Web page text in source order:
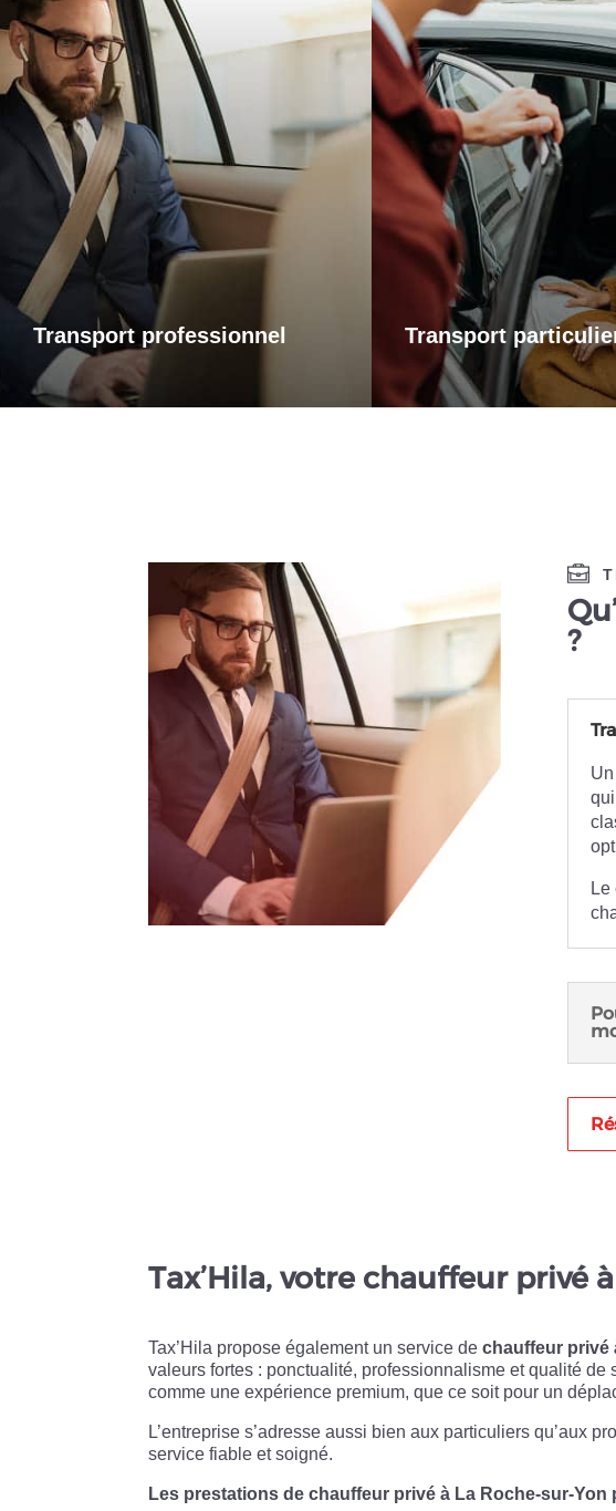
Transport professionnel
Transports professionnels
Je vous propose un service de
transport dédié aux déplacements
d’affaires, adapté à vos besoins et à
vos contraintes. Que ce soit pour un
rendez-vous, une réunion ou bien un
évènement, profitez d’un service
ponctuel, discret et confortable.
Transport
Transports
Que ce soit pour une
une visite chez des
rendez-vous
accompagne dans tous
avec fiabilité et confort.
service adapté à vos
ponctualité et
?
Un
Le
Tax’Hila, votre chauffeur privé
Tax’Hila propose également un service dechauffeur privé
valeurs fortes : ponctualité, professionnalisme et qualité de
comme une expérience premium, que ce soit pour un
L’entreprise s’adresse aussi bien aux particuliers qu’aux
service fiable et soigné.
Les prestations de chauffeur privé à La Roche-sur-Yon